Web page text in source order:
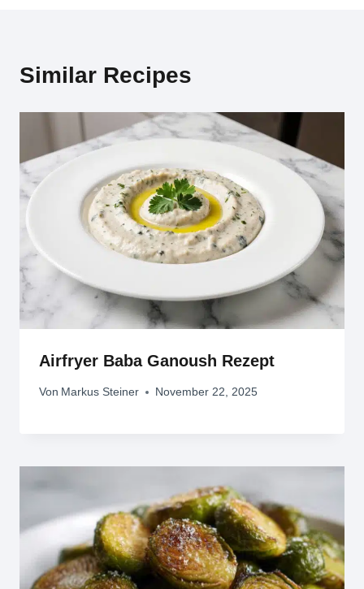
Similar Recipes
Airfryer Baba Ganoush Rezept
Von Markus Steiner November 22, 2025